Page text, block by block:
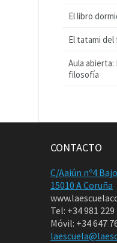
El libro
El tatami
Aula abierta:
filosofía
CONTACTO
C/Aaiún nº4 Bajo
15010 A Coruña
Tel: +34 981 229
Móvil: +34 647